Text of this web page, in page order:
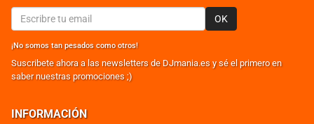
OK
¡No somos tan pesados como otros!
Suscribete ahora a las newsletters de DJmania.es y sé el primero en
saber nuestras promociones ;)
INFORMACIÓN